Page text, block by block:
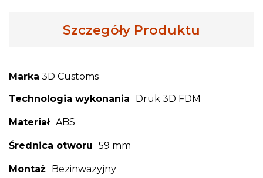
Szczegóły Produktu
Marka 3D Customs
Technologia wykonania
Druk 3D FDM
Materiał ABS
Średnica otworu 59 mm
Montaż Bezinwazyjny